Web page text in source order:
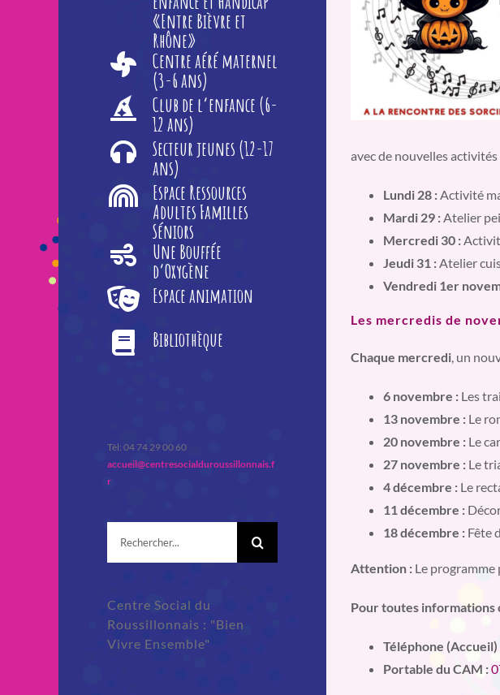
«Entre Bièvre et
Rhône»
Centre aéré maternel
(3-6 ans)
Club de l’enfance (6-
12 ans)
Secteur jeunes (12-17
ans)
Espace Ressources
Adultes Familles
Séniors
Une Bouffée
d’Oxygène
Espace animation
Bibliothèque
Tèl: 04 74 29 00 60
accueil@centresocialduroussillonnais.f
r
Centre Social du
Roussillonnais : "Bien
Vivre Ensemble"
avec de nouvelles activités
Lundi 28 : Activité
Mardi 29 : Atelier
Mercredi 30 :
Jeudi 31 : Atelier
Vendredi 1er
Les mercredis de
Chaque mercredi , un
6 novembre : Les
13 novembre : Le
20 novembre : Le
27 novembre : Le
4 décembre : Le
11 décembre :
18 décembre : Fête
Attention : Le programme
Pour toutes informations
Téléphone (Accueil)
Portable du CAM :